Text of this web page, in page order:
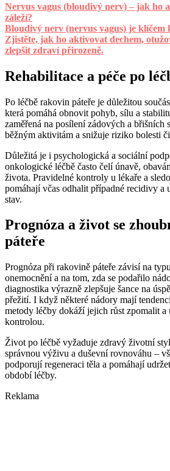
Nervus vagus (bloudivý nerv) – jak ho
záleží?
Bloudivý nerv (nervus vagus) je klíčem
Zjistěte, jak ho aktivovat dechem,
zlepšit zdraví přirozeně.
Rehabilitace a péče po
Po léčbě rakovin páteře je důležitou
která pomáhá obnovit pohyb, sílu a
zaměřená na posílení zádových a břišních
běžným aktivitám a snižuje riziko bolesti
Důležitá je i psychologická a sociální
onkologické léčbě často čelí únavě,
života. Pravidelné kontroly u lékaře a
pomáhají včas odhalit případné recidivy a
stav.
Prognóza a život se
páteře
Prognóza při rakovině páteře závisí na
onemocnění a na tom, zda se podařilo
diagnostika výrazně zlepšuje šance na
přežití. I když některé nádory mají
metody léčby dokáží jejich růst zpomalit a
kontrolou.
Život po léčbě vyžaduje zdravý životní
správnou výživu a duševní rovnováhu –
podporují regeneraci těla a pomáhají
období léčby.
Reklama